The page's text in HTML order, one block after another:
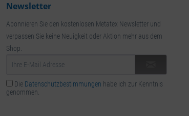
Newsletter
Abonnieren Sie den kostenlosen Metatex Newsletter und
verpassen Sie keine Neuigkeit oder Aktion mehr aus dem
Shop.
Die Datenschutzbestimmungen habe ich zur Kenntnis
genommen.